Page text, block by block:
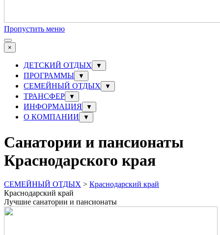
Пропустить меню
×
ДЕТСКИЙ ОТДЫХ ▼
ПРОГРАММЫ ▼
СЕМЕЙНЫЙ ОТДЫХ ▼
ТРАНСФЕР ▼
ИНФОРМАЦИЯ ▼
О КОМПАНИИ ▼
Санатории и пансионаты
Краснодарского края
СЕМЕЙНЫЙ ОТДЫХ > Краснодарский край
Краснодарский край
Лучшие санатории и пансионаты